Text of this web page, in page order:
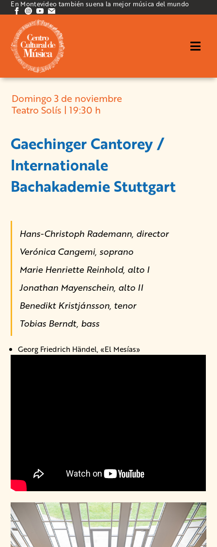
En Montevideo también suena la mejor música del mundo
Domingo 3 de noviembre
Teatro Solís | 19:30 h
Gaechinger Cantorey /
Internationale
Bachakademie Stuttgart
Hans-Christoph Rademann, director
Verónica Cangemi, soprano
Marie Henriette Reinhold, alto I
Jonathan Mayenschein, alto II
Benedikt Kristjánsson, tenor
Tobias Berndt, bass
Georg Friedrich Händel, «El Mesías»